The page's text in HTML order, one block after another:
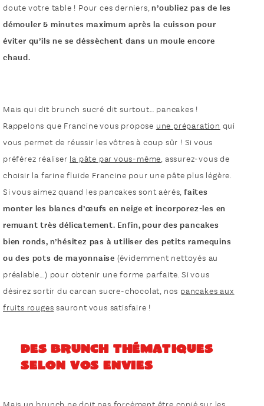
doute votre table ! Pour ces derniers,n’oubliez pas de les
démouler 5 minutes maximum après la cuisson pour
éviter qu’ils ne se déssèchent dans un moule encore
chaud.
Mais qui dit brunch sucré dit surtout… pancakes !
Rappelons que Francine vous propose une préparation qui
vous permet de réussir les vôtres à coup sûr ! Si vous
préférez réaliser la pâte par vous-même, assurez-vous de
choisir la farine fluide Francine pour une pâte plus légère.
Si vous aimez quand les pancakes sont aérés, faites
monter les blancs d’œufs en neige et incorporez-les en
remuant très délicatement. Enfin, pour des pancakes
bien ronds, n’hésitez pas à utiliser des petits ramequins
ou des pots de mayonnaise (évidemment nettoyés au
préalable…) pour obtenir une forme parfaite. Si vous
désirez sortir du carcan sucre-chocolat, nos pancakes aux
fruits rouges sauront vous satisfaire !
Des brunch thématiques
selon vos envies